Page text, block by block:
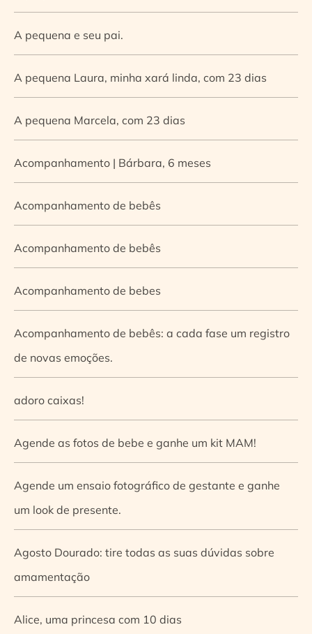
A pequena e seu pai.
A pequena Laura, minha xará linda, com 23 dias
A pequena Marcela, com 23 dias
Acompanhamento | Bárbara, 6 meses
Acompanhamento de bebês
Acompanhamento de bebês
Acompanhamento de bebes
Acompanhamento de bebês: a cada fase um registro
de novas emoções.
adoro caixas!
Agende as fotos de bebe e ganhe um kit MAM!
Agende um ensaio fotográfico de gestante e ganhe
um look de presente.
Agosto Dourado: tire todas as suas dúvidas sobre
amamentação
Alice, uma princesa com 10 dias